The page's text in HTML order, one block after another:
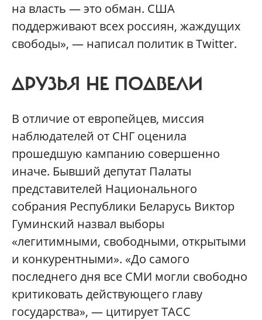
на власть — это обман. США
поддерживают всех россиян, жаждущих
свободы», — написал политик в Twitter.
ДРУЗЬЯ НЕ ПОДВЕЛИ
В отличие от европейцев, миссия
наблюдателей от СНГ оценила
прошедшую кампанию совершенно
иначе. Бывший депутат Палаты
представителей Национального
собрания Республики Беларусь Виктор
Гуминский назвал выборы
«легитимными, свободными, открытыми
и конкурентными». «До самого
последнего дня все СМИ могли свободно
критиковать действующего главу
государства», — цитирует ТАСС